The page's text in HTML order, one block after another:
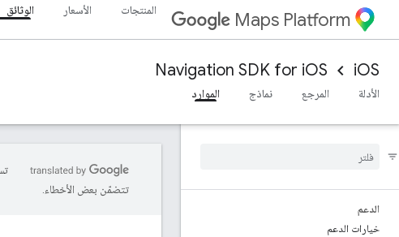
Maps Platform المنتجات الأسعار الوثائق
iOS
Navigation SDK for iOS
الأدلة
المرجع نماذج الموارد
الدعم
خيارات الدعم
تتضمّن بعض الأخطاء.